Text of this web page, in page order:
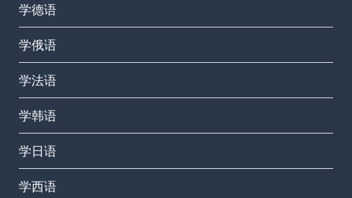
学德语
学俄语
学法语
学韩语
学日语
学西语